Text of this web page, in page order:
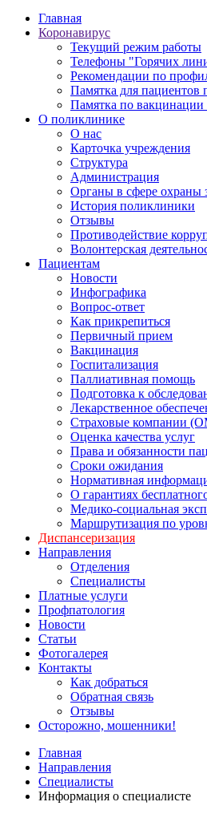
Главная
Коронавирус
Текущий режим работы
Телефоны "Горячих
Рекомендации по
Памятка для пациентов
Памятка по
О поликлинике
О нас
Карточка учреждения
Структура
Администрация
Органы в сфере охраны
История поликлиники
Отзывы
Противодействие
Волонтерская
Пациентам
Новости
Инфографика
Вопрос-ответ
Как прикрепиться
Первичный прием
Вакцинация
Госпитализация
Паллиативная помощь
Подготовка к
Лекарственное
Страховые компании
Оценка качества услуг
Права и обязанности
Сроки ожидания
Нормативная
О гарантиях
Медико-социальная
Маршрутизация по
Диспансеризация
Направления
Отделения
Специалисты
Платные услуги
Профпатология
Новости
Статьи
Фотогалерея
Контакты
Как добраться
Обратная связь
Отзывы
Осторожно, мошенники!
Главная
Направления
Специалисты
Информация о специалисте